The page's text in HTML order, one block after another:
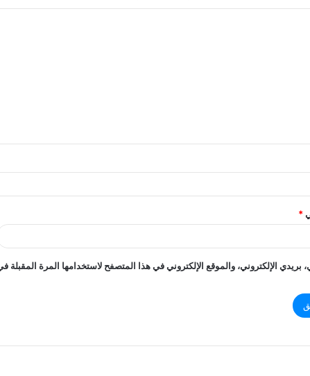
*
الإلكتروني، والموقع الإلكتروني في هذا المتصفح لاستخدامها المرة المقبلة